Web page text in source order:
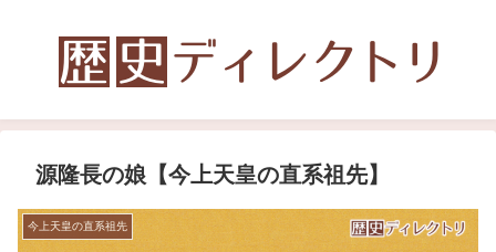
源隆長の娘【今上天皇の直系祖先】
今上天皇の直系祖先